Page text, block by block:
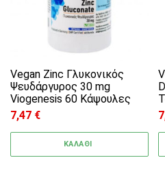
Vegan Zinc Γλυκονικός
Ψευδάργυρος 30 mg
Viogenesis 60 Κάψουλες
7,47 €
ΚΑΛΑΘΙ